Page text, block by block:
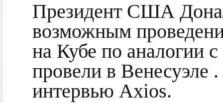
Президент США
возможным
на Кубе по аналогии
провели в Венесуэле
интервью Axios.